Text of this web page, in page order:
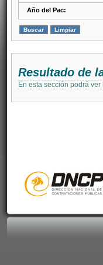
Año del Pac:
Resultado de
En esta sección podrá